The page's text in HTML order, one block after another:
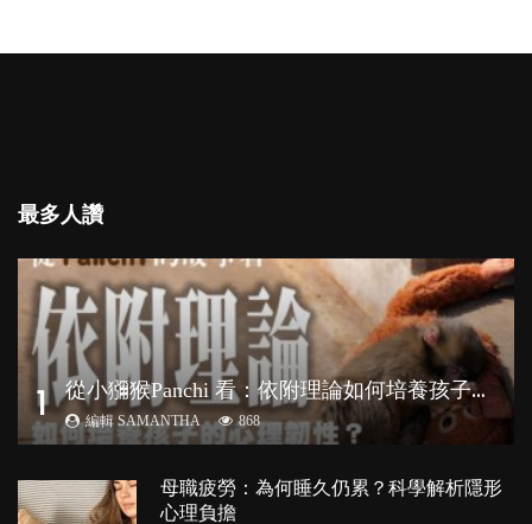
最多人讚
1 從
小獼猴Panchi 看：依附理論如何培養孩子心理韌性？
編輯 SAMANTHA 868
母職疲勞：為何睡久仍累？科學解析隱形
心理負擔